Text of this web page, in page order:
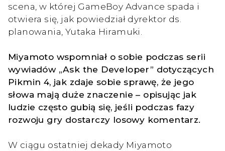
scena, w której GameBoy Advance spada i
otwiera się, jak powiedział dyrektor ds.
planowania, Yutaka Hiramuki.
Miyamoto wspomniał o sobie podczas serii
wywiadów „Ask the Developer” dotyczących
Pikmin 4, jak zdaje sobie sprawę, że jego
słowa mają duże znaczenie – opisując jak
ludzie często gubią się, jeśli podczas fazy
rozwoju gry dostarczy losowy komentarz.
W ciągu ostatniej dekady Miyamoto